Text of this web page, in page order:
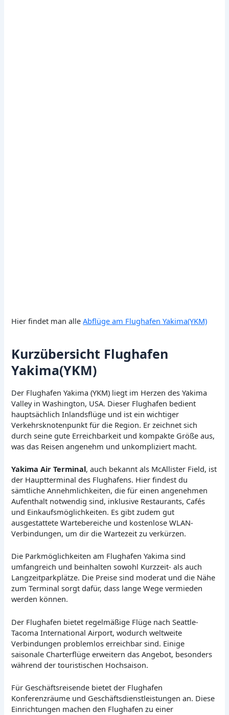
Hier findet man alleAbflüge am Flughafen Yakima(YKM)
Kurzübersicht Flughafen
Yakima(YKM)
Der Flughafen Yakima (YKM) liegt im Herzen des Yakima
Valley in Washington, USA. Dieser Flughafen bedient
hauptsächlich Inlandsflüge und ist ein wichtiger
Verkehrsknotenpunkt für die Region. Er zeichnet sich
durch seine gute Erreichbarkeit und kompakte Größe aus,
was das Reisen angenehm und unkompliziert macht.
Yakima Air Terminal, auch bekannt als McAllister Field, ist
der Hauptterminal des Flughafens. Hier findest du
sämtliche Annehmlichkeiten, die für einen angenehmen
Aufenthalt notwendig sind, inklusive Restaurants, Cafés
und Einkaufsmöglichkeiten. Es gibt zudem gut
ausgestattete Wartebereiche und kostenlose WLAN-
Verbindungen, um dir die Wartezeit zu verkürzen.
Die Parkmöglichkeiten am Flughafen Yakima sind
umfangreich und beinhalten sowohl Kurzzeit- als auch
Langzeitparkplätze. Die Preise sind moderat und die Nähe
zum Terminal sorgt dafür, dass lange Wege vermieden
werden können.
Der Flughafen bietet regelmäßige Flüge nach Seattle-
Tacoma International Airport, wodurch weltweite
Verbindungen problemlos erreichbar sind. Einige
saisonale Charterflüge erweitern das Angebot, besonders
während der touristischen Hochsaison.
Für Geschäftsreisende bietet der Flughafen
Konferenzräume und Geschäftsdienstleistungen an. Diese
Einrichtungen machen den Flughafen zu einer